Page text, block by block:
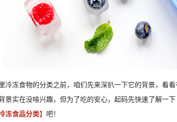
冷冻食物的分类之前，咱们先来深扒一下它的背景，看
景实在没啥兴趣，但为了吃的安心，起码先快速了解一下
冷冻食品分类】 吧！